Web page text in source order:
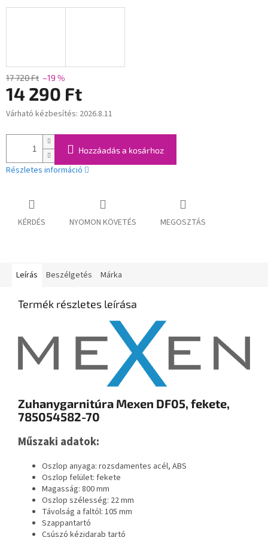
17 720 Ft –19 %
14 290 Ft
Egységár:
Várható kézbesítés: 2026.8.11
Hozzáadás a kosárhoz
Részletes információ
KÉRDÉS NYOMON KÖVETÉS MEGOSZTÁS
Leírás Beszélgetés Márka
Termék részletes leírása
Zuhanygarnitúra Mexen DF05, fekete,
785054582-70
Műszaki adatok:
Oszlop anyaga: rozsdamentes acél, ABS
Oszlop felület: fekete
Magasság: 800 mm
Oszlop szélesség: 22 mm
Távolság a faltól: 105 mm
Szappantartó
Csúszó kézidarab tartó